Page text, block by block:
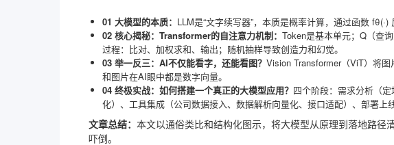
01 大模型的本质： LLM是“文字续写器”，本质是概率计算，通过函数 fθ(·)
02 核心揭秘：Transformer的自注意力机制： Token是基本单元；Q（查
过程：比对、加权求和、输出；随机抽样导致创造力和幻觉。
03 举一反三：AI不仅能看字，还能看图？ Vision Transformer（ViT）将
和图片在AI眼中都是数字向量。
04 终极实战：如何搭建一个真正的大模型应用？ 四个阶段：需求分析（
化）、工具集成（公司数据接入、数据解析向量化、接口适配）、部署上线
文章总结： 本文以通俗类比和结构化图示，将大模型从原理到落地路径
吓倒。